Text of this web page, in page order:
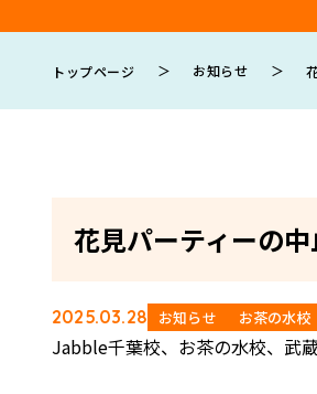
トップページ ＞ お知らせ ＞
花見パーティーの
2025.03.28 お知らせ お茶の水校
Jabble千葉校、お茶の水校、武